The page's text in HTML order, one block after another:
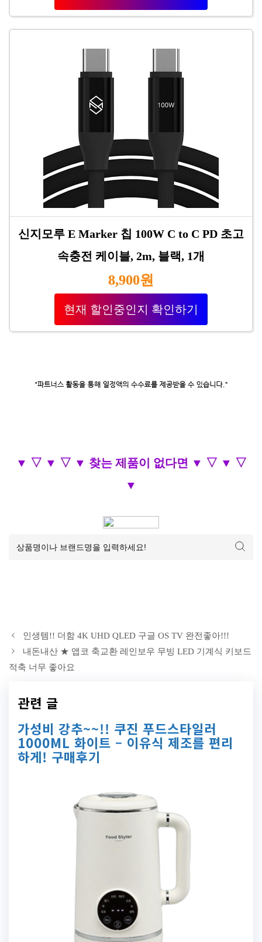
신지모루 E Marker 칩 100W C to C PD 초고
속충전 케이블, 2m, 블랙, 1개
8,900원
현재 할인중인지 확인하기
▼ ▽ ▼ ▽ ▼ 찾는 제품이 없다면 ▼ ▽ ▼ ▽
▼
인생템!! 더함 4K UHD QLED 구글 OS TV 완전좋아!!!
내돈내산 ★ 앱코 축교환 레인보우 무빙 LED 기계식 키보드
적축 너무 좋아요
관련 글
가성비 강추~~!! 쿠진 푸드스타일러
1000ML 화이트 – 이유식 제조를 편리
하게! 구매후기